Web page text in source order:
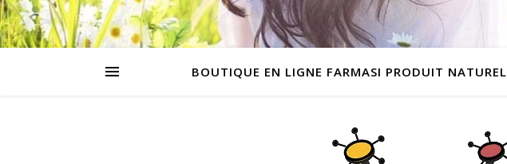
BOUTIQUE EN LIGNE FARMASI PRODUIT NATUREL